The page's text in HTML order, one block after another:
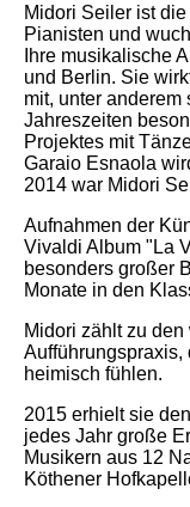
Midori Seiler ist
Pianisten und
Ihre musikalische
und Berlin. Sie
mit, unter
Jahreszeiten
Projektes mit
Garaio Esnaola
2014 war Midori
Aufnahmen der
Vivaldi Album "La
besonders großer
Monate in den
Midori zählt zu
heimisch fühlen.
2015 erhielt sie
jedes Jahr große
Musikern aus 12
Köthener